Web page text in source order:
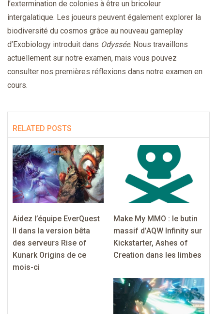
l’extermination de colonies à être un bricoleur
intergalatique. Les joueurs peuvent également explorer la
biodiversité du cosmos grâce au nouveau gameplay
d’Exobiology introduit dans Odyssée. Nous travaillons
actuellement sur notre examen, mais vous pouvez
consulter nos premières réflexions dans notre examen en
cours.
RELATED POSTS
Aidez l’équipe EverQuest
II dans la version bêta
des serveurs Rise of
Kunark Origins de ce
mois-ci
Make My MMO : le butin
massif d’AQW Infinity sur
Kickstarter, Ashes of
Creation dans les limbes